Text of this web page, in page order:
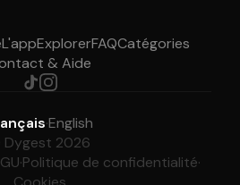
L'appExplorerFAQCatégories
& Aide
·English
2026
·Politique de confidentialité·